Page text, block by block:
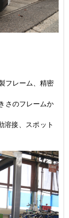
レーム、精密
フレームか
、スポット